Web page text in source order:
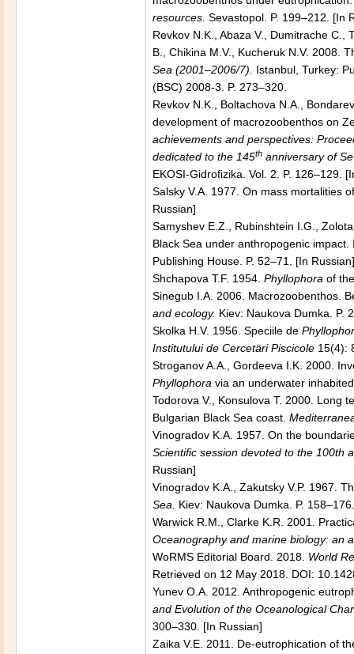
resources. Sevastopol. P. 199–212. [In
Revkov N.K., Abaza V., Dumitrache C.,
B., Chikina M.V., Kucheruk N.V. 2008.
Sea (2001–2006/7).
Istanbul, Turkey:
(BSC) 2008-3. P. 273–320.
Revkov N.K., Boltachova N.A.,
development of macrozoobenthos on
achievements and perspectives:
dedicated to the 145th anniversary of
EKOSI-Gidrofizika. Vol. 2. P. 126–129.
Salsky V.A. 1977. On mass mortalities
Russian]
Samyshev E.Z., Rubinshtein I.G.,
Black Sea under anthropogenic
Publishing House. P. 52–71. [In Russian]
Shchapova T.F. 1954. Phyllophora of
Sinegub I.A. 2006. Macrozoobenthos.
and ecology. Kiev: Naukova Dumka. P.
Skolka H.V. 1956. Speciile de
Institutului de Cercetäri Piscicole 15(4):
Stroganov A.A., Gordeeva I.K. 2000.
Phyllophora via an underwater
Todorova V., Konsulova T. 2000. Long
Bulgarian Black Sea coast.
Vinogradov K.A. 1957. On the
Scientific session devoted to the 100th
Russian]
Vinogradov K.A., Zakutsky V.P. 1967.
Sea. Kiev: Naukova Dumka. P.
Warwick R.M., Clarke K.R. 2001.
Oceanography and marine biology: an
WoRMS Editorial Board. 2018. World
Retrieved on 12 May 2018. DOI:
Yunev O.A. 2012. Anthropogenic
and Evolution of the Oceanological
300–330. [In Russian]
Zaika V.E. 2011. De-eutrophication of